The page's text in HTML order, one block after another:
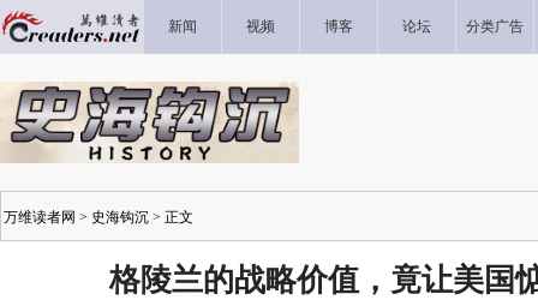
新闻 视频 博客 论坛 分类广告
万维读者网 > 史海钩沉 > 正文
格陵兰的战略价值，竟让美国